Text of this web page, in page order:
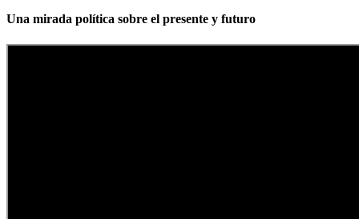
Una mirada política sobre el presente y futuro